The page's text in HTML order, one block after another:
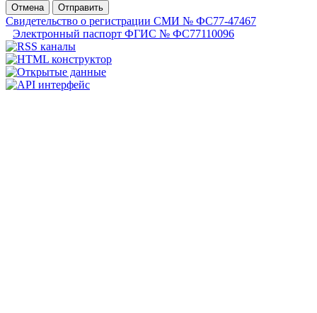
Отмена
Отправить
Свидетельство о регистрации СМИ № ФС77-47467
Электронный паспорт ФГИС № ФС77110096